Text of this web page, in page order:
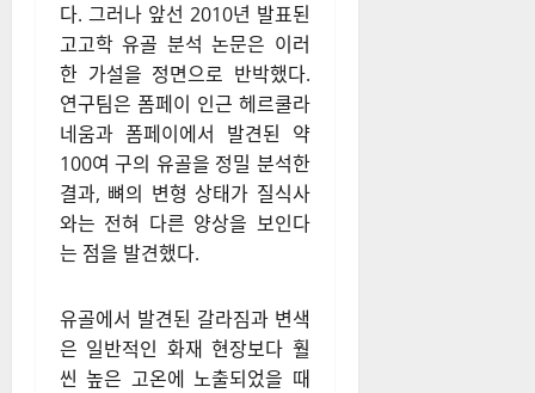
다. 그러나 앞선 2010년 발표된
고고학 유골 분석 논문은 이러
한 가설을 정면으로 반박했다.
연구팀은 폼페이 인근 헤르쿨라
네움과 폼페이에서 발견된 약
100여 구의 유골을 정밀 분석한
결과, 뼈의 변형 상태가 질식사
와는 전혀 다른 양상을 보인다
는 점을 발견했다.
유골에서 발견된 갈라짐과 변색
은 일반적인 화재 현장보다 훨
씬 높은 고온에 노출되었을 때